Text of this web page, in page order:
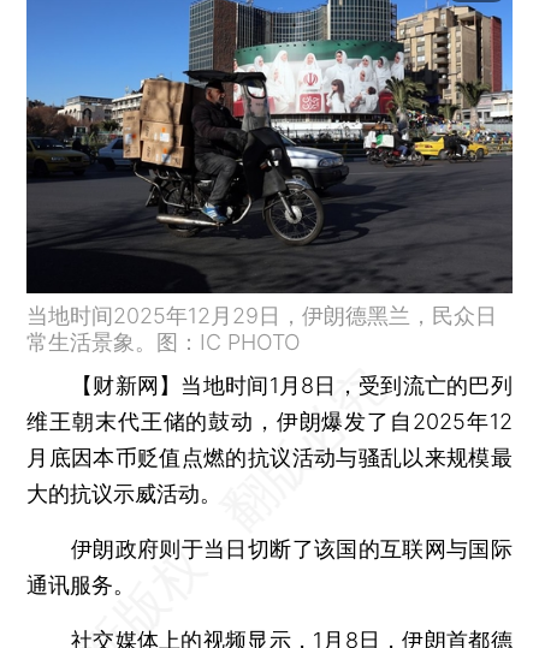
当地时间2025年12月29日，伊朗德黑兰，民众日
常生活景象。图：IC PHOTO
【财新网】 当地时间1月8日，受到流亡的巴列
维王朝末代王储的鼓动，伊朗爆发了自2025年12
月底因本币贬值点燃的抗议活动与骚乱以来规模最
大的抗议示威活动。
伊朗政府则于当日切断了该国的互联网与国际
通讯服务。
社交媒体上的视频显示，1月8日，伊朗首都德